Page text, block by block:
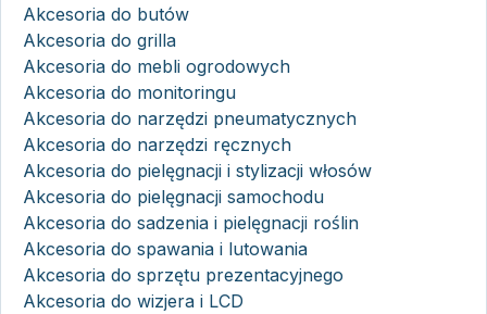
Akcesoria do butów
Akcesoria do grilla
Akcesoria do mebli ogrodowych
Akcesoria do monitoringu
Akcesoria do narzędzi pneumatycznych
Akcesoria do narzędzi ręcznych
Akcesoria do pielęgnacji i stylizacji włosów
Akcesoria do pielęgnacji samochodu
Akcesoria do sadzenia i pielęgnacji roślin
Akcesoria do spawania i lutowania
Akcesoria do sprzętu prezentacyjnego
Akcesoria do wizjera i LCD